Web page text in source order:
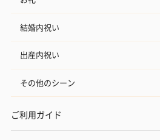
結婚内祝い
出産内祝い
その他のシーン
ご利用ガイド